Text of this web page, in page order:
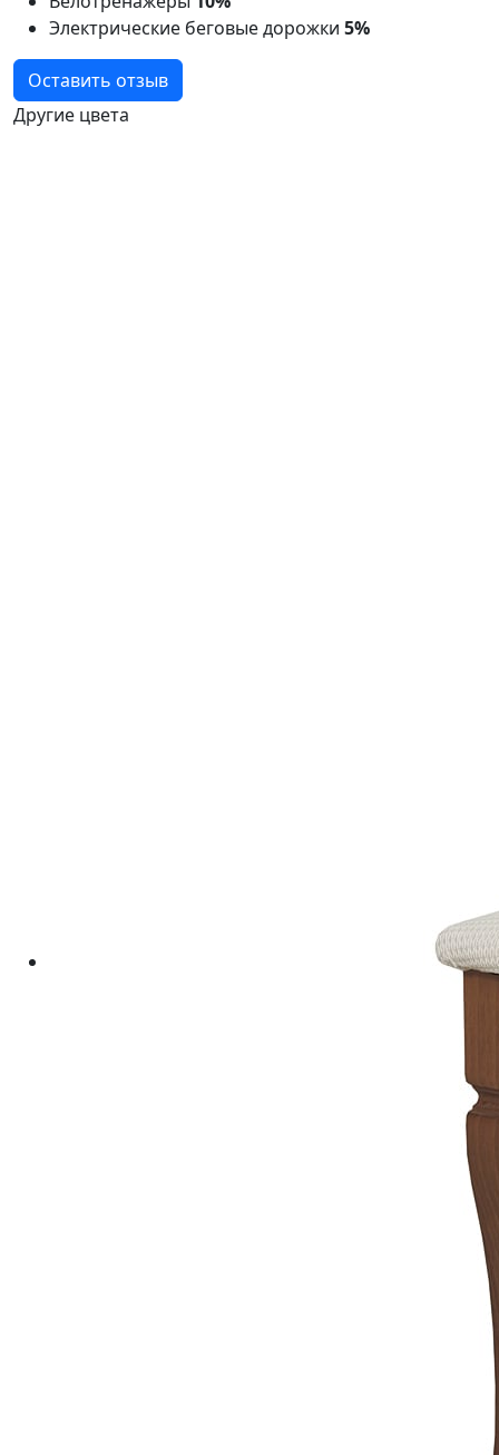
Электрические беговые дорожки 5%
Оставить отзыв
Другие цвета